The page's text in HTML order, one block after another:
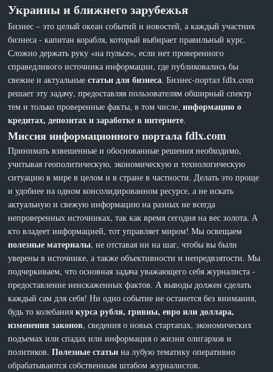
Украины и ближнего зарубежья
Бизнес – это целый океан событий и новостей, а каждый участник
бизнеса - капитан корабля, который выбирает правильный курс.
Сложно держать руку «на пульсе», если нет проверенного
справедливого источника информации, где публиковались бы
свежие и актуальныестатьи для бизнеса. Бизнес-портал fdlx.com
решает эту задачу, предоставляя пользователям обширный спектр
тем и только проверенные факты, в том числе,информацию о
кредитах, депозитах и заработке в интернете.
Миссия информационного портала fdlx.com
Принимать взвешенные и обоснованные решения необходимо,
учитывая геополитическую, экономическую и технологическую
ситуацию в мире в целом и в стране в частности. Делать это проще
и удобнее на одном консолидированном ресурсе, а не искать
актуальную и свежую информацию на разных не всегда
непроверенных источниках, так как время сегодня на вес золота. А
кто владеет информацией, тот управляет миром! Мы освещаем
полезные материалы, не отставая ни на шаг, чтобы вы были
уверены в источнике, а также объективности и непредвзятости. Мы
подчеркиваем, что основная задача уважающего себя журналиста -
предоставление неискаженных фактов. А выводы должен сделать
каждый сам для себя! Ни одно событие не останется без внимания,
будь то колебаниякурса рубля, гривны, евро или доллара,
изменения законов, сведения о новых стартапах, экономических
подъемах или спадах или информация о жизни олигархов и
политиков.Полезные статьи на лубую тематику оперативно
обрабатываются собственным штабом журналистов.